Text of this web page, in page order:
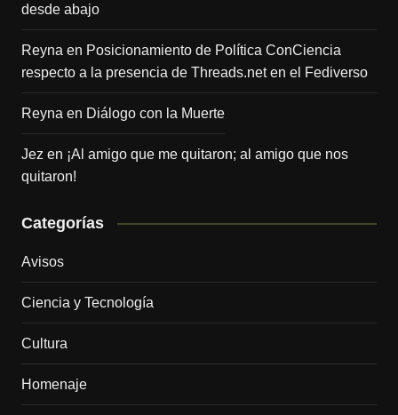
desde abajo
Reyna en Posicionamiento de Política ConCiencia
respecto a la presencia de Threads.net en el Fediverso
Reyna en Diálogo con la Muerte
Jez en ¡Al amigo que me quitaron; al amigo que nos
quitaron!
Categorías
Avisos
Ciencia y Tecnología
Cultura
Homenaje